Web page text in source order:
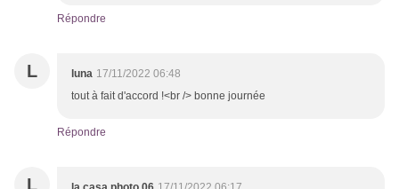
Répondre
L luna 17/11/2022 06:48
tout à fait d'accord !<br /> bonne journée
Répondre
L